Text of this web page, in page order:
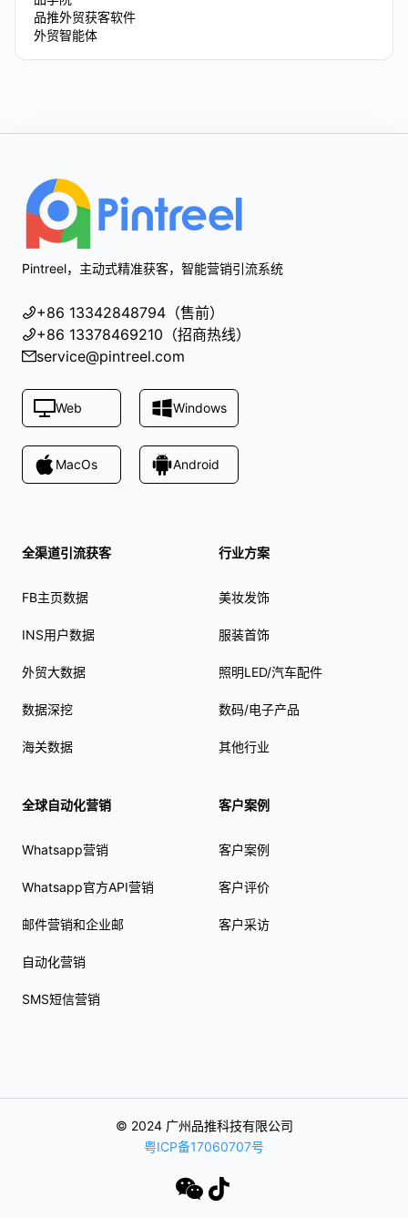
品推外贸获客软件
外贸智能体
Pintreel，主动式精准获客，智能营销引流系统
+86 13342848794（售前）
+86 13378469210（招商热线）
service@pintreel.com
Web Windows
MacOs Android
全渠道引流获客
FB主页数据
INS用户数据
外贸大数据
数据深挖
海关数据
全球自动化营销
Whatsapp营销
Whatsapp官方API营销
邮件营销和企业邮
自动化营销
SMS短信营销
行业方案
美妆发饰
服装首饰
照明LED/汽车配件
数码/电子产品
其他行业
客户案例
客户案例
客户评价
客户采访
© 2024 广州品推科技有限公司
粤ICP备17060707号